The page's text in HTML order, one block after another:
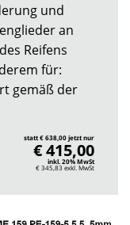
und
an
Reifens
für:
gemäß der
statt € 638,00 jetzt nur
€ 415,00
inkl. 20% MwSt
€ 345,83 exkl. MwSt